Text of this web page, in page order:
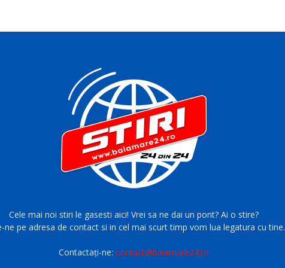
Cele mai noi stiri le gasesti aici! Vrei sa ne dai un pont? Ai o stire?
ne pe adresa de contact si in cel mai scurt timp vom lua legatura cu tine.
Contactați-ne:contact@baiamare24.ro